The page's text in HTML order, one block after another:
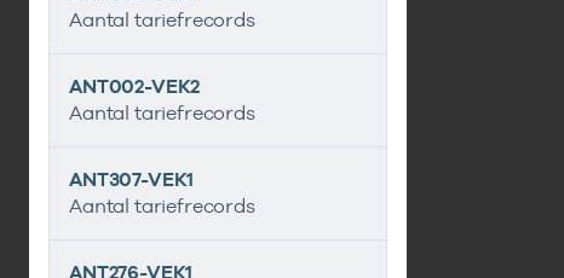
Aantal tariefrecords
ANT002-VEK2
Aantal tariefrecords
ANT307-VEK1
Aantal tariefrecords
ANT276-VEK1